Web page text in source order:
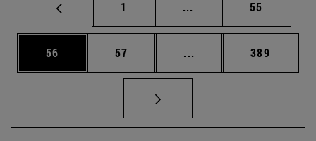
Página
1 ... Páginas intermedias
Página
55
Página
56 Página
57 ... Páginas intermedias
Página
389